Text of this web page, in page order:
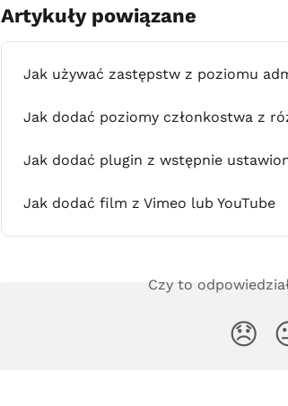
Artykuły powiązane
Jak używać zastępstw z poziomu
Jak dodać poziomy członkostwa z
Jak dodać plugin z wstępnie
Jak dodać film z Vimeo lub YouTube
Czy to
😞